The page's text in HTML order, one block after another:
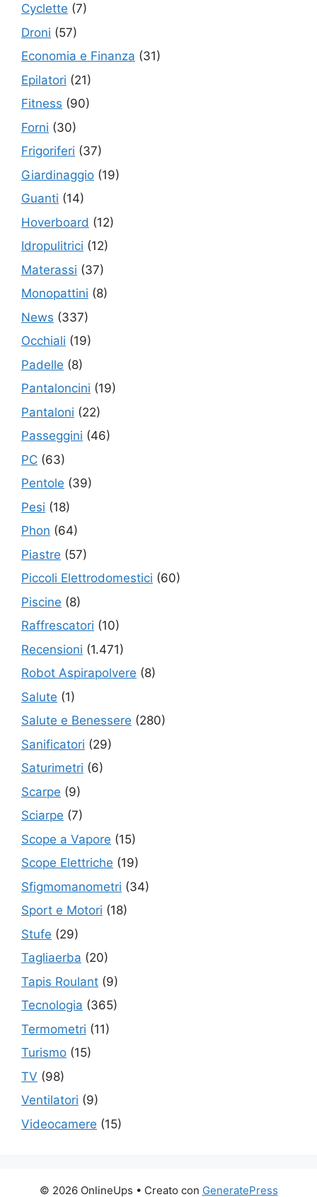
Cyclette (7)
Droni (57)
Economia e Finanza (31)
Epilatori (21)
Fitness (90)
Forni (30)
Frigoriferi (37)
Giardinaggio (19)
Guanti (14)
Hoverboard (12)
Idropulitrici (12)
Materassi (37)
Monopattini (8)
News (337)
Occhiali (19)
Padelle (8)
Pantaloncini (19)
Pantaloni (22)
Passeggini (46)
PC (63)
Pentole (39)
Pesi (18)
Phon (64)
Piastre (57)
Piccoli Elettrodomestici (60)
Piscine (8)
Raffrescatori (10)
Recensioni (1.471)
Robot Aspirapolvere (8)
Salute (1)
Salute e Benessere (280)
Sanificatori (29)
Saturimetri (6)
Scarpe (9)
Sciarpe (7)
Scope a Vapore (15)
Scope Elettriche (19)
Sfigmomanometri (34)
Sport e Motori (18)
Stufe (29)
Tagliaerba (20)
Tapis Roulant (9)
Tecnologia (365)
Termometri (11)
Turismo (15)
TV (98)
Ventilatori (9)
Videocamere (15)
© 2026 OnlineUps • Creato con GeneratePress